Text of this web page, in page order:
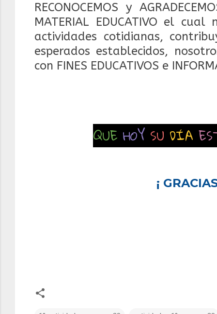
RECONOCEMOS y
MATERIAL EDUCATIVO el
actividades cotidianas,
esperados establecidos,
con FINES EDUCATIVOS e
QUE HOY SU DÍA
¡